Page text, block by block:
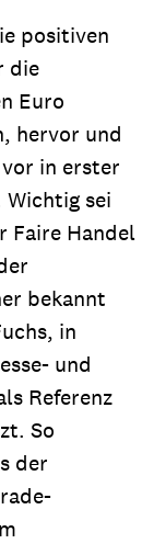
positiven
die
Euro
hervor und
in erster
sei
Faire Handel
bekannt
in
und
Referenz
So
der